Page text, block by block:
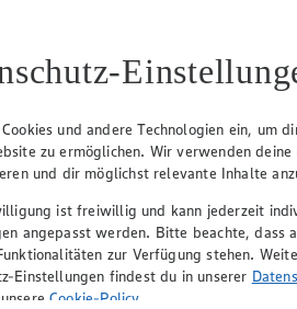
Angebot:20 % Rabatt
Maoam
Tagespreis
Tagespreis
Produkte
und andere Technologien ein, um
zu ermöglichen. Wir verwenden
und dir möglichst relevante Inhalte
ist freiwillig und kann jederzeit
angepasst werden. Bitte beachte, dass
zur Verfügung stehen.
Einstellungen findest du in unserer
Cookie-Policy.